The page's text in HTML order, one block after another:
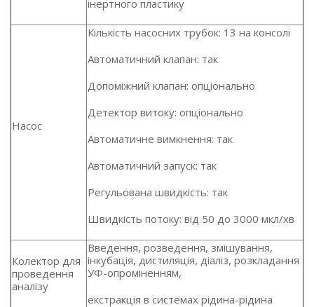
інертного пластику
Насос
Кількість насосних трубок: 13 на консолі
Автоматичний клапан: так
Допоміжний клапан: опціонально
Детектор витоку: опціонально
Автоматичне вимкнення: так
Автоматичний запуск: так
Регульована швидкість: так
Швидкість потоку: від 50 до 3000 мкл/хв
Колектор для
проведення
аналізу
Введення, розведення, змішування,
інкубація, дистиляція, діаліз, розкладання
УФ-опроміненням,
екстракція в системах рідина-рідина